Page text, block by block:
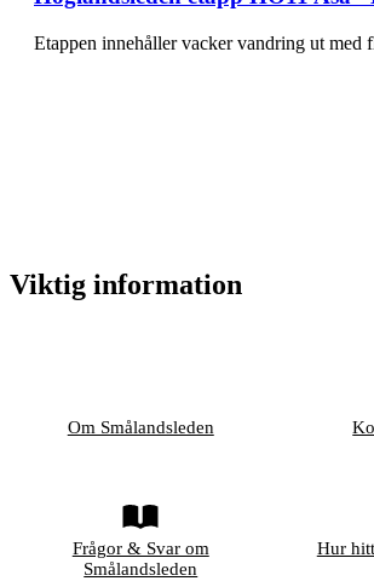
Etappen innehåller vacker vandring ut
Viktig information
Om Smålandsleden
Frågor & Svar om
Smålandsleden
Hur